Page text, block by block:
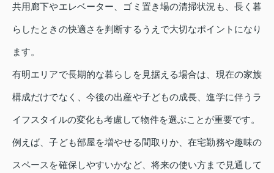
共用廊下やエレベーター、ゴミ置き場の清掃状況も、長く暮
らしたときの快適さを判断するうえで大切なポイントになり
ます。
有明エリアで長期的な暮らしを見据える場合は、現在の家族
構成だけでなく、今後の出産や子どもの成長、進学に伴うラ
イフスタイルの変化も考慮して物件を選ぶことが重要です。
例えば、子ども部屋を増やせる間取りか、在宅勤務や趣味の
スペースを確保しやすいかなど、将来の使い方まで見通して